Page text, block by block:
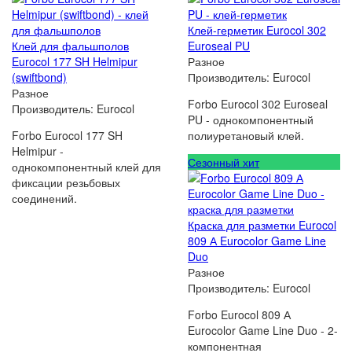
Клей для фальшполов
Eurocol 177 SH Helmipur
(swiftbond)
Разное
Производитель: Eurocol
Forbo Eurocol 177 SH
Helmipur -
однокомпонентный клей для
фиксации резьбовых
соединений.
Клей-герметик Eurocol 302
Euroseal PU
Разное
Производитель: Eurocol
Forbo Eurocol 302 Euroseal
PU - однокомпонентный
полиуретановый клей.
Сезонный хит
Краска для разметки Eurocol
809 А Eurocolor Game Line
Duo
Разное
Производитель: Eurocol
Forbo Eurocol 809 А
Eurocolor Game Line Duo - 2-
компонентная